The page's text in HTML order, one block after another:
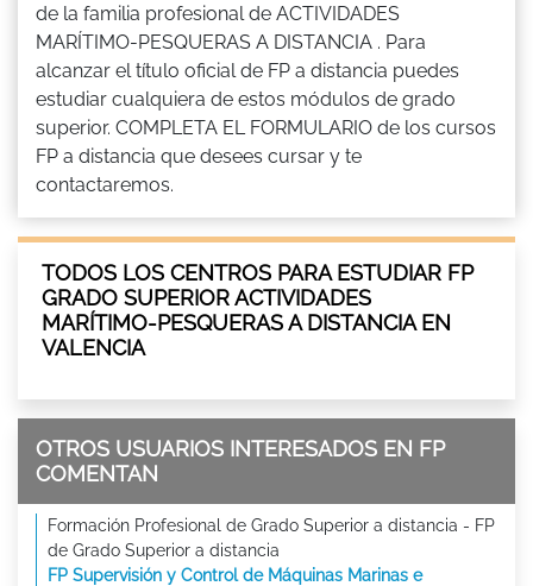
de la familia profesional de ACTIVIDADES
MARÍTIMO-PESQUERAS A DISTANCIA . Para
alcanzar el título oficial de FP a distancia puedes
estudiar cualquiera de estos módulos de grado
superior. COMPLETA EL FORMULARIO de los cursos
FP a distancia que desees cursar y te
contactaremos.
TODOS LOS CENTROS PARA ESTUDIAR FP
GRADO SUPERIOR ACTIVIDADES
MARÍTIMO-PESQUERAS A DISTANCIA EN
VALENCIA
OTROS USUARIOS INTERESADOS EN FP
COMENTAN
Formación Profesional de Grado Superior a distancia - FP
de Grado Superior a distancia
FP Supervisión y Control de Máquinas Marinas e